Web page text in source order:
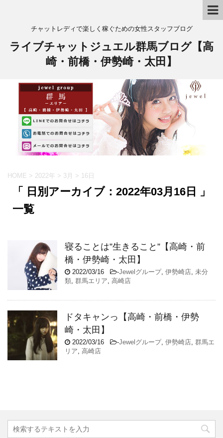
チャットレディで楽しく稼ぐための女性スタッフブログ
ライブチャットジュエル群馬ブログ【高
崎・前橋・伊勢崎・太田】
HOME > 2022年 > 3月 > 16日
「 日別アーカイブ：2022年03月16日 」
一覧
寝ることは”生きること”【高崎・前
橋・伊勢崎・太田】
2022/03/16 -Jewelグループ, 伊勢崎店, 未分
類, 群馬エリア, 高崎店
ドタキャンっ【高崎・前橋・伊勢
崎・太田】
2022/03/16 -Jewelグループ, 伊勢崎店, 群馬エ
リア, 高崎店